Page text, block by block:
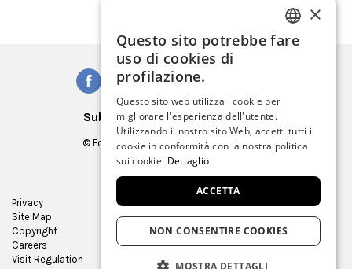
Subscribe to our Newsletter
© Fondazione Musei Civici di Venezia
C.F. e P.IVA 03842230272
Privacy
Site Map
Copyright
Careers
Visit Regulation
Virtual tour
Contracts and bids
Museum Store
ITALIAN
GERMAN
FRENCH
×
Questo sito potrebbe fare
uso di cookies di
profilazione.
Questo sito web utilizza i cookie per
migliorare l'esperienza dell'utente.
Utilizzando il nostro sito Web, accetti tutti i
cookie in conformità con la nostra politica
sui cookie. Dettaglio
ACCETTA
NON CONSENTIRE COOKIES
MOSTRA DETTAGLI